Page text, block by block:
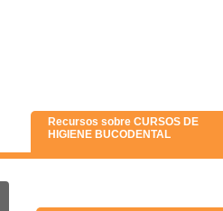
Recursos sobre CURSOS DE
HIGIENE BUCODENTAL